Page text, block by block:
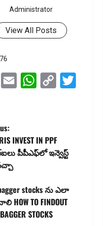
Administrator
View All Posts
Facebook
EmailWhatsApp
Copy
INVEST IN PPF
పీపీఎఫ్‌లో ఇన్వెస్ట్
stocks ను ఎలా
HOW TO FINDOUT
STOCKS